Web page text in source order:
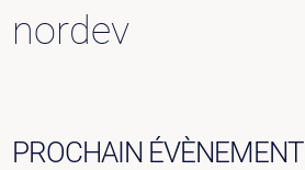
nordev
PROCHAIN ÉVÈNEMENT